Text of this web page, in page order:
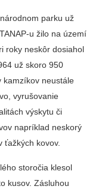
parku už
u žilo na území
roky neskôr dosiahol
už skoro 950
kamzíkov neustále
vyrušovanie
výskytu či
napríklad neskorý
ťažkých kovov.
storočia klesol
kusov. Zásluhou